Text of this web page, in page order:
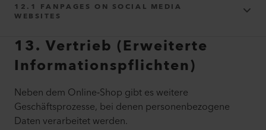
https://openai.com/policies/eu-privacy-policy/
Payment Service Provider
https://vercel.com/legal/privacy-policy
Microsoft Ireland Operations Limited
12.1 FANPAGES ON SOCIAL MEDIA
WEBSITES
13. Vertrieb (Erweiterte
Informationspflichten)
Neben dem Online‑Shop gibt es weitere
Geschäftsprozesse, bei denen personenbezogene
Daten verarbeitet werden.